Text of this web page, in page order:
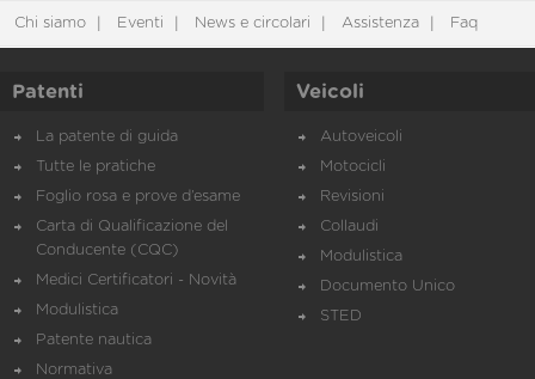
Chi siamo Eventi News e circolari Assistenza Faq
Patenti
La patente di guida
Tutte le pratiche
Foglio rosa e prove d’esame
Carta di Qualificazione del
Conducente (CQC)
Medici Certificatori - Novità
Modulistica
Patente nautica
Normativa
Veicoli
Autoveicoli
Motocicli
Revisioni
Collaudi
Modulistica
Documento Unico
STED